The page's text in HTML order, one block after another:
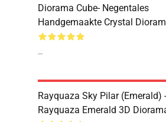
Diorama Cube- Negentales
Handgemaakte Crystal
--
Rayquaza Sky Pilar (Emerald) -
Rayquaza Emerald 3D